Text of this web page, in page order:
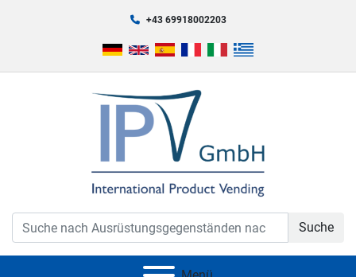
+43 69918002203
Suche